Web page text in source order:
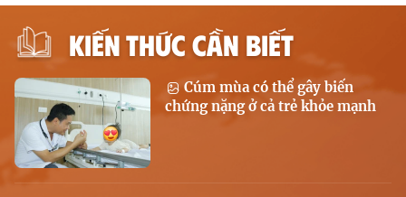
KIẾN THỨC CẦN BIẾT
Cúm mùa có thể gây biến
chứng nặng ở cả trẻ khỏe mạnh